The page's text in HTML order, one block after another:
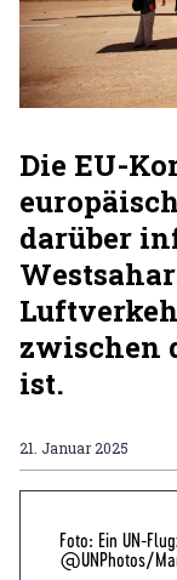
Die EU-
darüber
zwischen
ist.
21. Januar 2025
Foto: Ein UN-
@UNPhotos/